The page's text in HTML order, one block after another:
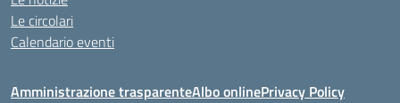
Le circolari
Calendario eventi
Amministrazione trasparenteAlbo onlinePrivacy Policy